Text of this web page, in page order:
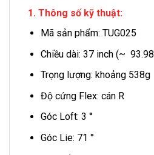
1. Thông số kỹ thuật:
Mã sản phẩm: TUG025
Chiều dài: 37 inch (~
Trọng lượng: khoảng 538g
Độ cứng Flex: cán R
Góc Loft: 3 °
Góc Lie: 71 °